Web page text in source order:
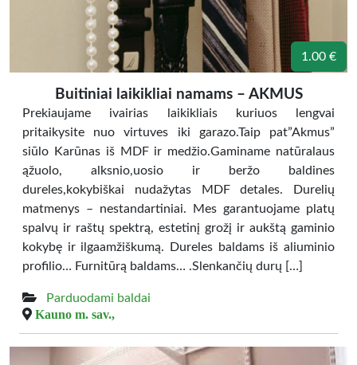
1.00 €
Buitiniai laikikliai namams – AKMUS
Prekiaujame ivairias laikikliais kuriuos lengvai
pritaikysite nuo virtuves iki garazo.Taip pat”Akmus”
siūlo Karūnas iš MDF ir medžio.Gaminame natūralaus
ąžuolo, alksnio,uosio ir beržo baldines
dureles,kokybiškai nudažytas MDF detales. Durelių
matmenys – nestandartiniai. Mes garantuojame platų
spalvų ir raštų spektrą, estetinį grožį ir aukštą gaminio
kokybę ir ilgaamžiškumą. Dureles baldams iš aliuminio
profilio… Furnitūrą baldams… .Slenkančių durų […]
Parduodami baldai
Kauno m. sav.,